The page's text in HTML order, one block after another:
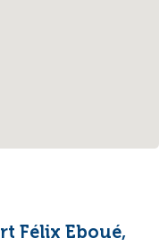
Félix Eboué,